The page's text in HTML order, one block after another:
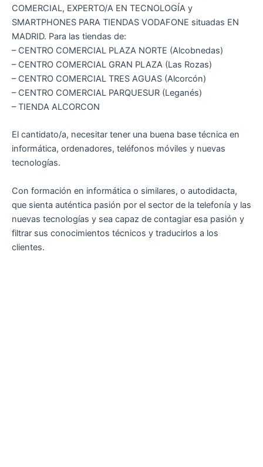
COMERCIAL, EXPERTO/A EN TECNOLOGÍA y
SMARTPHONES PARA TIENDAS VODAFONE situadas EN
MADRID. Para las tiendas de:
– CENTRO COMERCIAL PLAZA NORTE (Alcobnedas)
– CENTRO COMERCIAL GRAN PLAZA (Las Rozas)
– CENTRO COMERCIAL TRES AGUAS (Alcorcón)
– CENTRO COMERCIAL PARQUESUR (Leganés)
– TIENDA ALCORCON
El cantidato/a, necesitar tener una buena base técnica en
informática, ordenadores, teléfonos móviles y nuevas
tecnologías.
Con formación en informática o similares, o autodidacta,
que sienta auténtica pasión por el sector de la telefonía y las
nuevas tecnologías y sea capaz de contagiar esa pasión y
filtrar sus conocimientos técnicos y traducirlos a los
clientes.